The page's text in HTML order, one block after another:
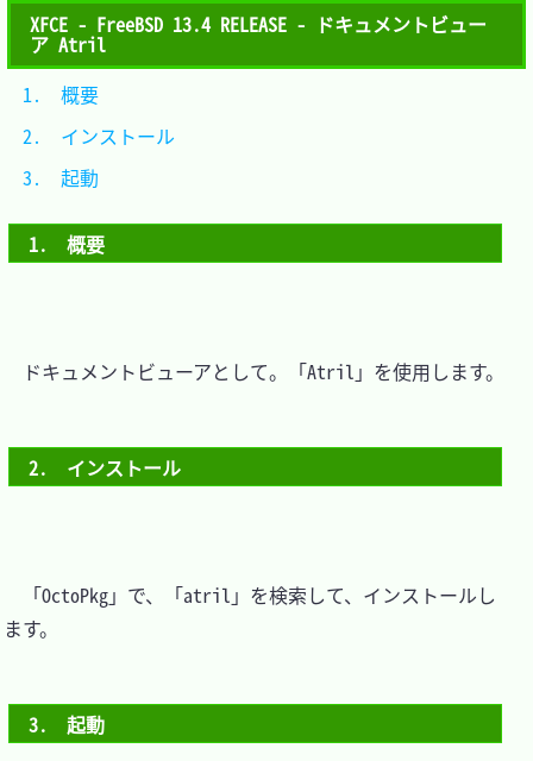
XFCE - FreeBSD 13.4 RELEASE - ドキュメントビュー
ア Atril
1.　概要
ドキュメントビューアとして。「Atril」を使用します。
2.　インストール
「OctoPkg」で、「atril」を検索して、インストールし
ます。
3.　起動